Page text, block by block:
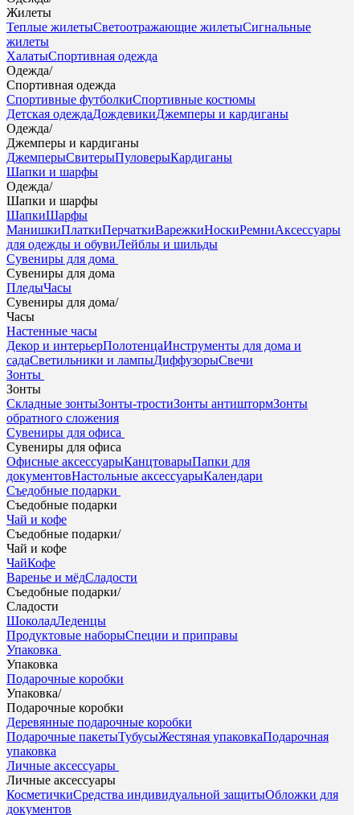
Жилеты
Теплые жилетыСветоотражающие жилетыСигнальные
жилеты
ХалатыСпортивная одежда
Одежда/
Спортивная одежда
Спортивные футболкиСпортивные костюмы
Детская одеждаДождевикиДжемперы и кардиганы
Одежда/
Джемперы и кардиганы
ДжемперыСвитерыПуловерыКардиганы
Шапки и шарфы
Одежда/
Шапки и шарфы
ШапкиШарфы
МанишкиПлаткиПерчаткиВарежкиНоскиРемниАксессуары
для одежды и обувиЛейблы и шильды
Сувениры для дома
Сувениры для дома
ПледыЧасы
Сувениры для дома/
Часы
Настенные часы
Декор и интерьерПолотенцаИнструменты для дома и
садаСветильники и лампыДиффузорыСвечи
Зонты
Зонты
Складные зонтыЗонты-тростиЗонты антиштормЗонты
обратного сложения
Сувениры для офиса
Сувениры для офиса
Офисные аксессуарыКанцтоварыПапки для
документовНастольные аксессуарыКалендари
Съедобные подарки
Съедобные подарки
Чай и кофе
Съедобные подарки/
Чай и кофе
ЧайКофе
Варенье и мёдСладости
Съедобные подарки/
Сладости
ШоколадЛеденцы
Продуктовые наборыСпеции и приправы
Упаковка
Упаковка
Подарочные коробки
Упаковка/
Подарочные коробки
Деревянные подарочные коробки
Подарочные пакетыТубусыЖестяная упаковкаПодарочная
упаковка
Личные аксессуары
Личные аксессуары
КосметичкиСредства индивидуальной защитыОбложки для
документов